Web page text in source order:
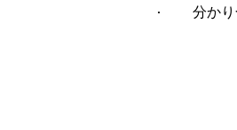
· 分かり合